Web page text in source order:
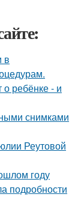
в
о ребёнке - и
снимками
Реутовой
году
подробности